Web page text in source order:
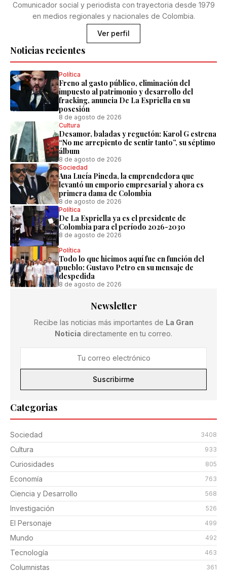
Noticias recientes
Política
Freno al gasto público, eliminación del
impuesto al patrimonio y desarrollo del
fracking, anuncia De La Espriella en su
posesión
8 de agosto de 2026
Cultura
Desamor, baladas y reguetón: Karol G estrena
“No me arrepiento de sentir tanto”, su séptimo
álbum
8 de agosto de 2026
Sociedad
Ana Lucía Pineda, la emprendedora que
levantó un emporio empresarial y ahora es
primera dama de Colombia
8 de agosto de 2026
Política
De La Espriella ya es el presidente de
Colombia para el período 2026-2030
8 de agosto de 2026
Política
Todo lo que hicimos aquí fue en función del
pueblo: Gustavo Petro en su mensaje de
despedida
8 de agosto de 2026
Comunicador social y periodista con trayectoria desde 1979
en medios regionales y nacionales de Colombia.
Ver perfil
Categorias
Sociedad 3408
Cultura 933
Curiosidades 805
Economía 763
Ciencia y Desarrollo 568
Investigación 526
El Personaje 499
Mundo 492
Tecnología 463
Columnistas 361
Newsletter
Recibe las noticias más importantes de La Gran
Noticia directamente en tu correo.
Suscribirme